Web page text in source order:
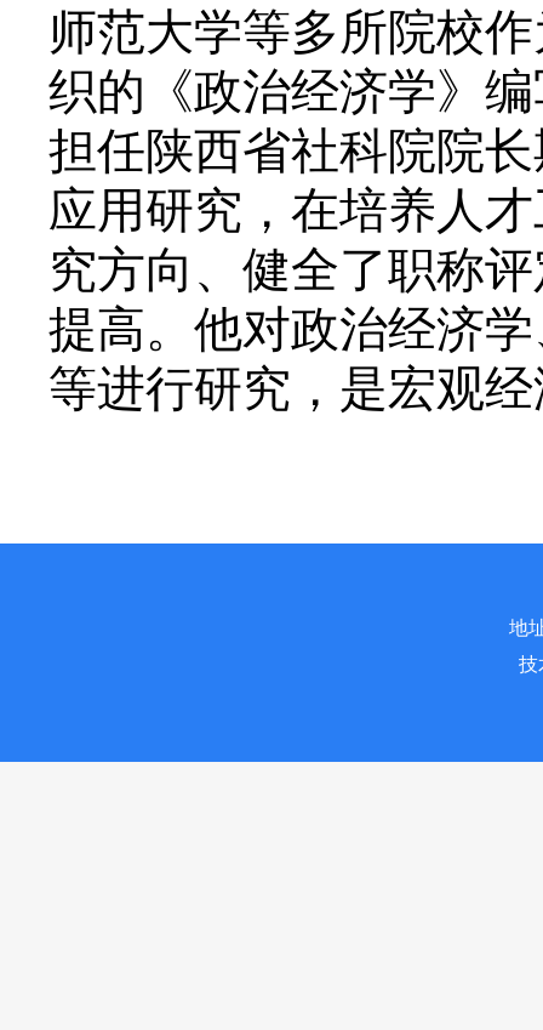
师范大学等多所院校
织的《政治经济学》
担任陕西省社科院院
应用研究，在培养人
究方向、健全了职称
提高。他对政治经济
等进行研究，是宏观
地
技